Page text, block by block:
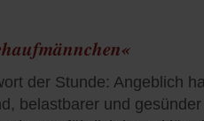
der Stunde: Angeblich
belastbarer und